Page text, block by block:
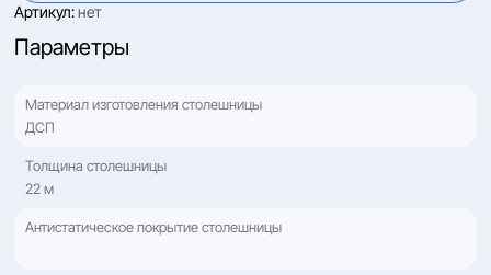
Артикул:нет
Параметры
Материал изготовления столешницы
ДСП
Толщина столешницы
22 м
Антистатическое покрытие столешницы